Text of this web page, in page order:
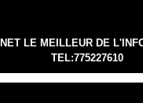
LE MEILLEUR DE
TEL:775227610